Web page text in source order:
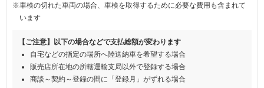
※車検の切れた車両の場合、車検を取得するために必要な費用も含まれて
います
【ご注意】以下の場合などで支払総額が変わります
自宅などの指定の場所へ陸送納車を希望する場合
販売店所在地の所轄運輸支局以外で登録する場合
商談～契約～登録の間に「登録月」がずれる場合